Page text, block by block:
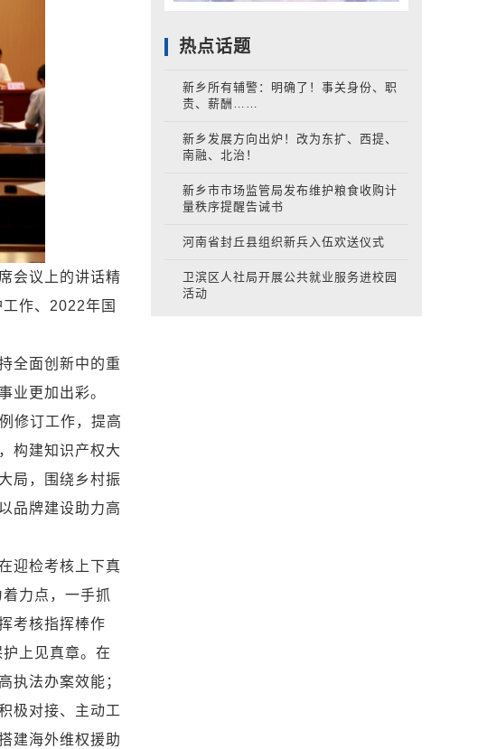
会议上的讲话精
作、2022年国
全面创新中的重
业更加出彩。
修订工作，提高
构建知识产权大
局，围绕乡村振
品牌建设助力高
迎检考核上下真
力点，一手抓
考核指挥棒作
上见真章。在
执法办案效能；
极对接、主动工
建海外维权援助
热点话题
新乡所有辅警：明确了！事关身份、职
责、薪酬……
新乡发展方向出炉！改为东扩、西提、
南融、北治！
新乡市市场监管局发布维护粮食收购计
量秩序提醒告诫书
河南省封丘县组织新兵入伍欢送仪式
卫滨区人社局开展公共就业服务进校园
活动